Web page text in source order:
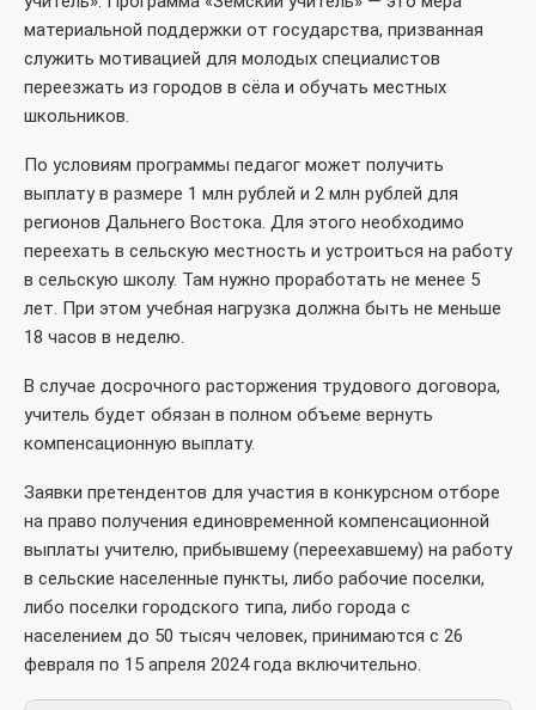
материальной поддержки от государства, призванная
служить мотивацией для молодых специалистов
переезжать из городов в сёла и обучать местных
школьников.
По условиям программы педагог может получить
выплату в размере 1 млн рублей и 2 млн рублей для
регионов Дальнего Востока. Для этого необходимо
переехать в сельскую местность и устроиться на работу
в сельскую школу. Там нужно проработать не менее 5
лет. При этом учебная нагрузка должна быть не меньше
18 часов в неделю.
В случае досрочного расторжения трудового договора,
учитель будет обязан в полном объеме вернуть
компенсационную выплату.
Заявки претендентов для участия в конкурсном отборе
на право получения единовременной компенсационной
выплаты учителю, прибывшему (переехавшему) на работу
в сельские населенные пункты, либо рабочие поселки,
либо поселки городского типа, либо города с
населением до 50 тысяч человек, принимаются с 26
февраля по 15 апреля 2024 года включительно.